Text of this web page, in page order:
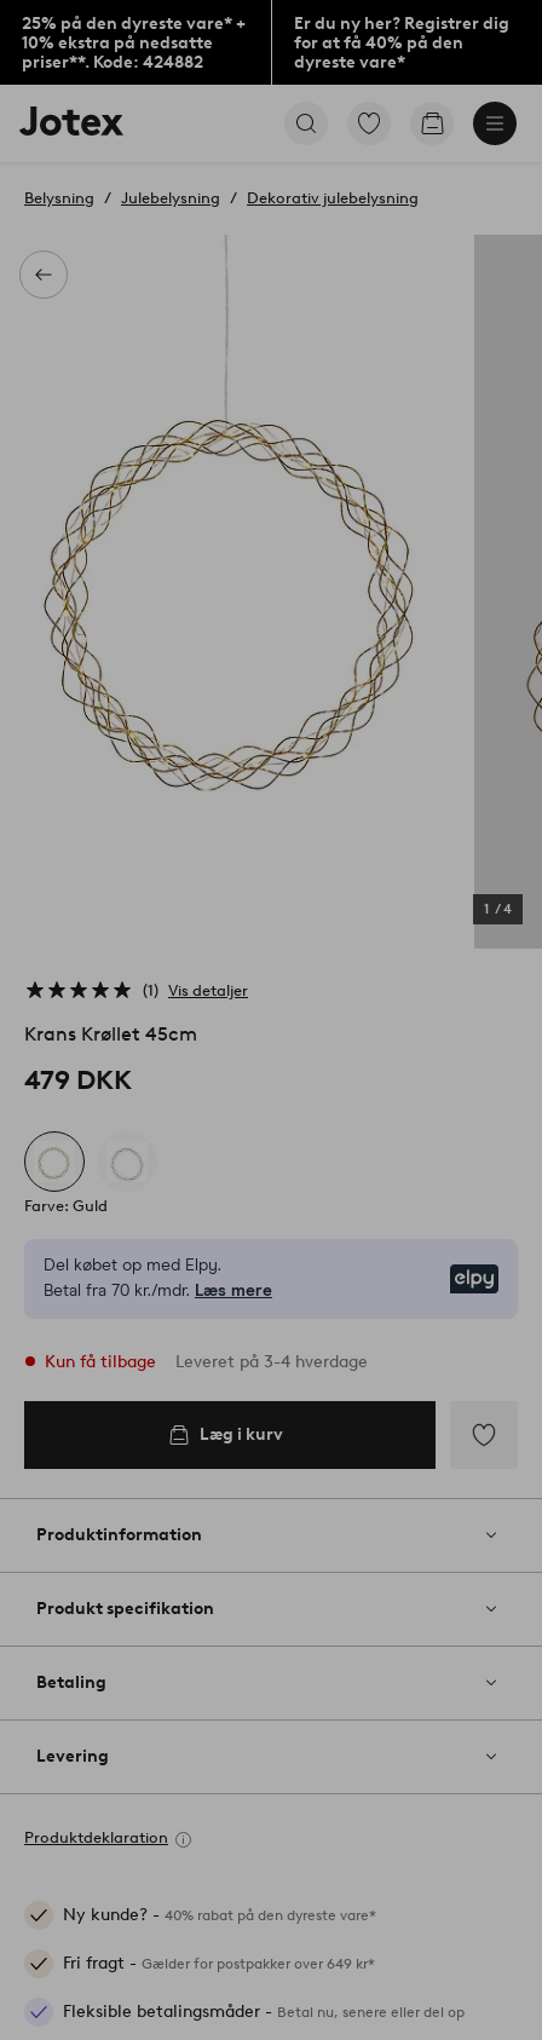
25% på den dyreste vare* +
10% ekstra på nedsatte
priser**. Kode: 424882
Er du ny her? Registrer dig
for at få 40% på den
dyreste vare*
Jotex
logo
til
Gå
produkter
Gå
Tilbage
Belysning Julebelysning Dekorativ julebelysning
1 /4
1 Vis detaljer
Krans Krøllet 45cm
479 DKK
Farve: Guld
Del købet op med Elpy.
Betal fra 70 kr./mdr. Læs mere
Kun få tilbage Leveret på 3-4 hverdage
Læg i kurv
til
Produktinformation
Produkt specifikation
Betaling
Levering
Produktdeklaration
Ny kunde? - 40% rabat på den dyreste vare*
Fri fragt - Gælder for postpakker over 649 kr*
Fleksible betalingsmåder - Betal nu, senere eller del op